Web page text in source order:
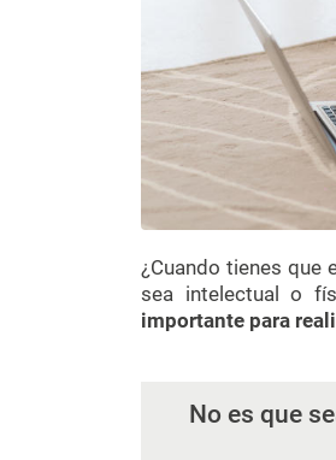
¿Cuando tienes que
sea intelectual o
importante para
No es que